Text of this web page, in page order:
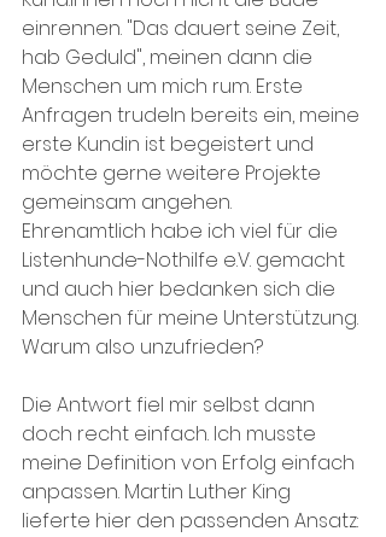
einrennen. "Das dauert seine Zeit,
hab Geduld", meinen dann die
Menschen um mich rum. Erste
Anfragen trudeln bereits ein, meine
erste Kundin ist begeistert und
möchte gerne weitere Projekte
gemeinsam angehen.
Ehrenamtlich habe ich viel für die
Listenhunde-Nothilfe e.V. gemacht
und auch hier bedanken sich die
Menschen für meine Unterstützung.
Warum also unzufrieden?
Die Antwort fiel mir selbst dann
doch recht einfach. Ich musste
meine Definition von Erfolg einfach
anpassen. Martin Luther King
lieferte hier den passenden Ansatz: